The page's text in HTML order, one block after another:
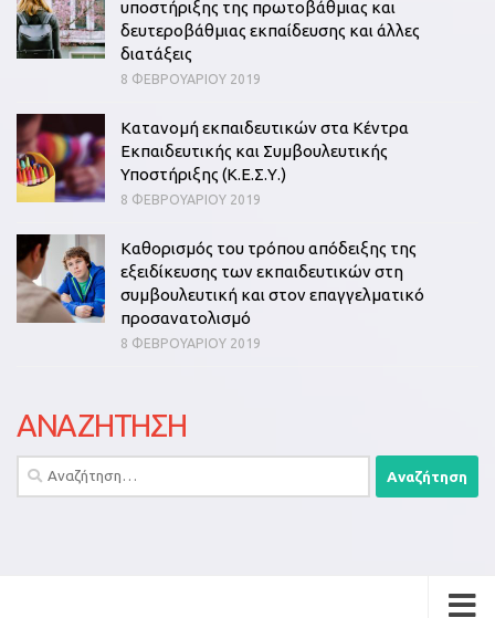
υποστήριξης της πρωτοβάθμιας και
δευτεροβάθμιας εκπαίδευσης και άλλες
διατάξεις
8 ΦΕΒΡΟΥΑΡΊΟΥ 2019
Κατανομή εκπαιδευτικών στα Κέντρα
Εκπαιδευτικής και Συμβουλευτικής
Υποστήριξης (Κ.Ε.Σ.Υ.)
8 ΦΕΒΡΟΥΑΡΊΟΥ 2019
Καθορισμός του τρόπου απόδειξης της
εξειδίκευσης των εκπαιδευτικών στη
συμβουλευτική και στον επαγγελματικό
προσανατολισμό
8 ΦΕΒΡΟΥΑΡΊΟΥ 2019
ΑΝΑΖΗΤΗΣΗ
Αναζήτηση